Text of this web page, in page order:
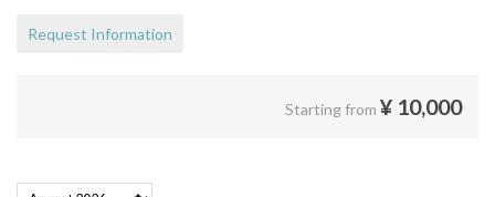
Request Information
Starting from ¥ 10,000